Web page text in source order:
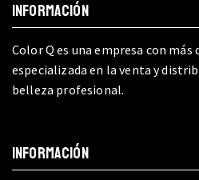
INFORMACIÓN
Color Q es una empresa con más
especializada en la venta y
belleza profesional.
INFORMACIÓN